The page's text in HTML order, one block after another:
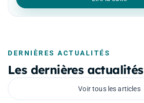
DERNIÈRES ACTUALITÉS
Les dernières actualités
Voir tous les articles